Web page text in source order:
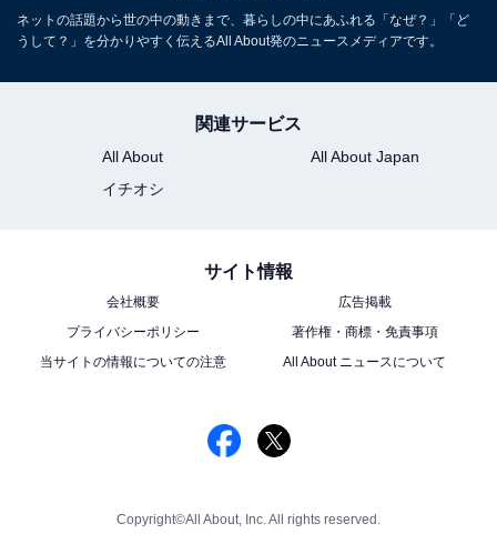
ネットの話題から世の中の動きまで、暮らしの中にあふれる「なぜ？」「ど
うして？」を分かりやすく伝えるAll About発のニュースメディアです。
関連サービス
All About
All About Japan
イチオシ
サイト情報
会社概要
広告掲載
プライバシーポリシー
著作権・商標・免責事項
当サイトの情報についての注意
All About ニュースについて
Copyright©All About, Inc. All rights reserved.